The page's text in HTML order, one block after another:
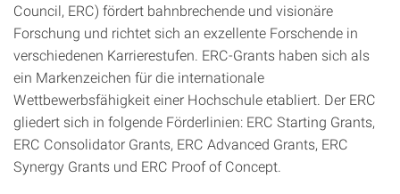
Council, ERC) fördert bahnbrechende und visionäre
Forschung und richtet sich an exzellente Forschende in
verschiedenen Karrierestufen. ERC-Grants haben sich als
ein Markenzeichen für die internationale
Wettbewerbsfähigkeit einer Hochschule etabliert. Der ERC
gliedert sich in folgende Förderlinien: ERC Starting Grants,
ERC Consolidator Grants, ERC Advanced Grants, ERC
Synergy Grants und ERC Proof of Concept.